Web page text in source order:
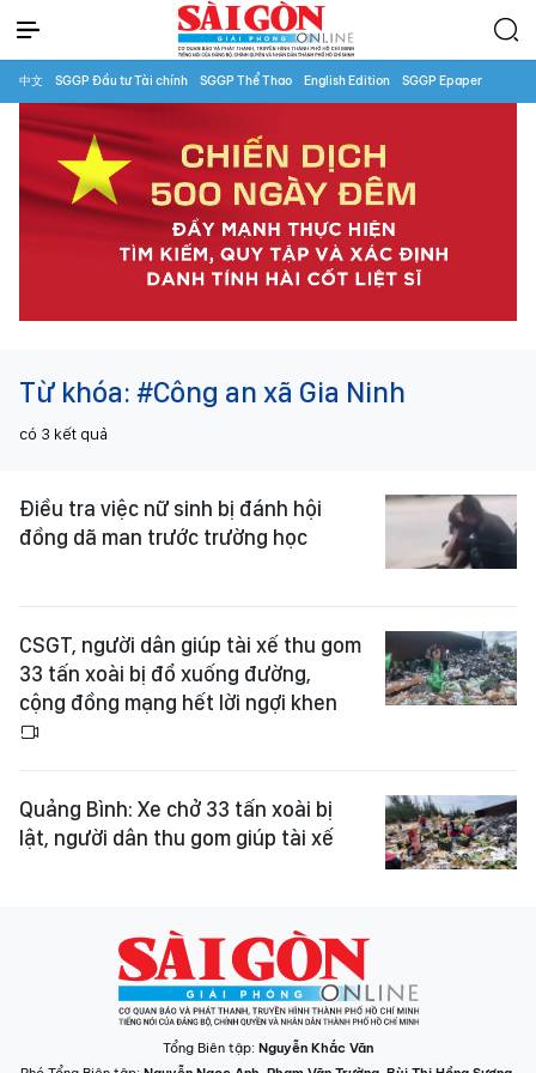
中文 SGGP Đầu tư Tài chính SGGP Thể Thao English Edition SGGP Epaper
Từ khóa: #Công an xã Gia Ninh
có 3 kết quả
Điều tra việc nữ sinh bị đánh hội
đồng dã man trước trường học
CSGT, người dân giúp tài xế thu gom
33 tấn xoài bị đổ xuống đường,
cộng đồng mạng hết lời ngợi khen
Quảng Bình: Xe chở 33 tấn xoài bị
lật, người dân thu gom giúp tài xế
Tổng Biên tập: Nguyễn Khắc Văn